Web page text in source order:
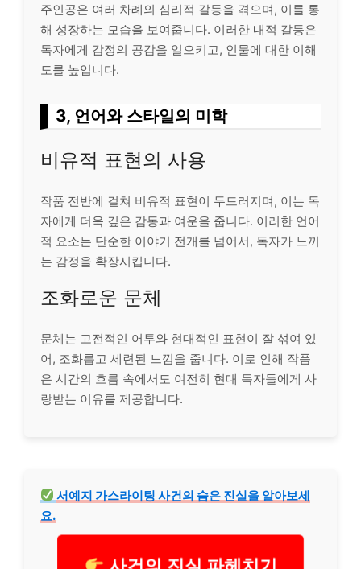
주인공은 여러 차례의 심리적 갈등을 겪으며, 이를 통
해 성장하는 모습을 보여줍니다. 이러한 내적 갈등은
독자에게 감정의 공감을 일으키고, 인물에 대한 이해
도를 높입니다.
3, 언어와 스타일의 미학
비유적 표현의 사용
작품 전반에 걸쳐 비유적 표현이 두드러지며, 이는 독
자에게 더욱 깊은 감동과 여운을 줍니다. 이러한 언어
적 요소는 단순한 이야기 전개를 넘어서, 독자가 느끼
는 감정을 확장시킵니다.
조화로운 문체
문체는 고전적인 어투와 현대적인 표현이 잘 섞여 있
어, 조화롭고 세련된 느낌을 줍니다. 이로 인해 작품
은 시간의 흐름 속에서도 여전히 현대 독자들에게 사
랑받는 이유를 제공합니다.
서예지 가스라이팅 사건의 숨은 진실을 알아보세
요.